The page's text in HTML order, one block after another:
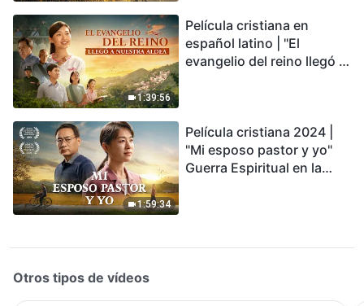
conmovedor
1:39:56
Película cristiana en
español latino | "El
evangelio del reino llegó a
1:59:34
Película cristiana 2024 |
"Mi esposo pastor y yo"
Guerra Espiritual en la
Otros tipos de vídeos